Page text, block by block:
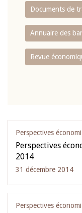
Documents de
Annuaire des
Revue
Perspectives
Perspectives
2014
31 décembre 2014
Perspectives